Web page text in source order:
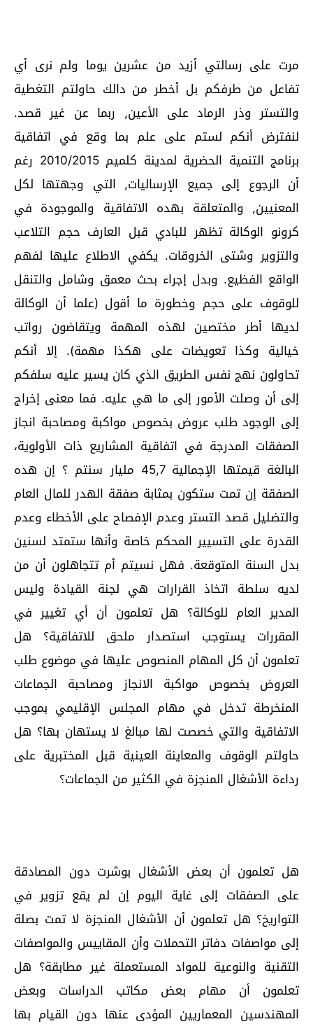
مرت على رسالتي أزيد من عشرين يوما ولم نرى أي
تفاعل من طرفكم بل أخطر من دالك حاولتم التغطية
والتستر وذر الرماد على الأعين, ربما عن غير قصد.
لنفترض أنكم لستم على علم بما وقع في اتفاقية
برنامج التنمية الحضرية لمدينة كلميم 2010/2015 رغم
أن الرجوع إلى جميع الإرساليات, التي وجهتها لكل
المعنيين, والمتعلقة بهده الاتفاقية والموجودة في
كرونو الوكالة تظهر للبادي قبل العارف حجم التلاعب
والتزوير وشتى الخروقات. يكفي الاطلاع عليها لفهم
الواقع الفظيع. وبدل إجراء بحث معمق وشامل والتنقل
للوقوف على حجم وخطورة ما أقول (علما أن الوكالة
لديها أطر مختصين لهذه المهمة ويتقاضون رواتب
خيالية وكذا تعويضات على هكذا مهمة). إلا أنكم
تحاولون نهج نفس الطريق الذي كان يسير عليه سلفكم
إلى أن وصلت الأمور إلى ما هي عليه. فما معنى إخراج
إلى الوجود طلب عروض بخصوص مواكبة ومصاحبة انجاز
الصفقات المدرجة في اتفاقية المشاريع ذات الأولوية،
البالغة قيمتها الإجمالية 45,7 مليار سنتم ؟ إن هده
الصفقة إن تمت ستكون بمثابة صفقة الهدر للمال العام
والتضليل قصد التستر وعدم الإفصاح على الأخطاء وعدم
القدرة على التسيير المحكم خاصة وأنها ستمتد لسنين
بدل السنة المتوقعة. فهل نسيتم أم تتجاهلون أن من
لديه سلطة اتخاذ القرارات هي لجنة القيادة وليس
المدير العام للوكالة؟ هل تعلمون أن أي تغيير في
المقررات يستوجب استصدار ملحق للاتفاقية؟ هل
تعلمون أن كل المهام المنصوص عليها في موضوع طلب
العروض بخصوص مواكبة الانجاز ومصاحبة الجماعات
المنخرطة تدخل في مهام المجلس الإقليمي بموجب
الاتفاقية والتي خصصت لها مبالغ لا يستهان بها؟ هل
حاولتم الوقوف والمعاينة العينية قبل المختبرية على
رداءة الأشغال المنجزة في الكثير من الجماعات؟
هل تعلمون أن بعض الأشغال بوشرت دون المصادقة
على الصفقات إلى غاية اليوم إن لم يقع تزوير في
التواريخ؟ هل تعلمون أن الأشغال المنجزة لا تمت بصلة
إلى مواصفات دفاتر التحملات وأن المقاييس والمواصفات
التقنية والنوعية للمواد المستعملة غير مطابقة؟ هل
تعلمون أن مهام بعض مكاتب الدراسات وبعض
المهندسين المعماريين المؤدى عنها دون القيام بها